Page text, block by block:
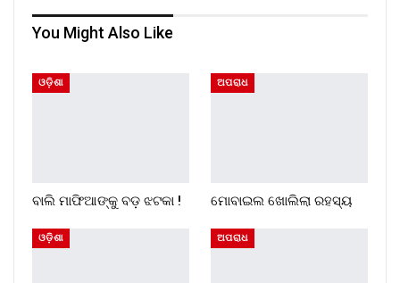
You Might Also Like
ଓଡ଼ିଶା
ବାଲି ମାଫିଆଙ୍କୁ ବଡ଼ ଝଟକା !
ଅପରାଧ
ମୋବାଇଲ ଖୋଲିଲା ରହସ୍ୟ
ଓଡ଼ିଶା ଅପରାଧ